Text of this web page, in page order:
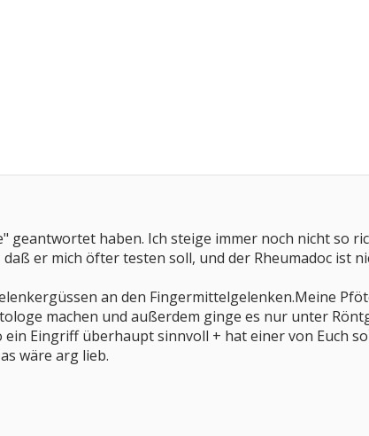
geantwortet haben. Ich steige immer noch nicht so
er mich öfter testen soll, und der Rheumadoc ist
an den Fingermittelgelenken.Meine
machen und außerdem ginge es nur unter
Eingriff überhaupt sinnvoll + hat einer von Euch
wäre arg lieb.